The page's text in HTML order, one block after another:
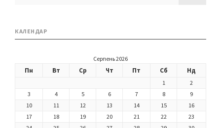
КАЛЕНДАР
Серпень 2026
Пн Вт Ср Чт Пт Сб Нд
1
2
3
4 5 6 7 8
9
10
11 12 13 14 15
16
17
18 19 20 21 22
23